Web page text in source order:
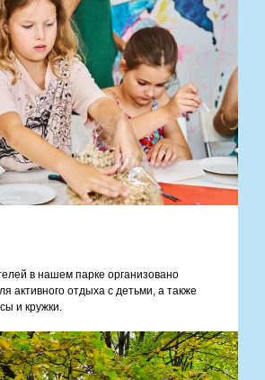
в нашем парке организовано
активного отдыха с детьми, а также
и кружки.